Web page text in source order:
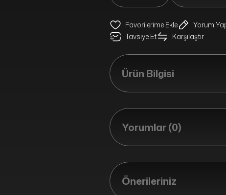
Yorum
Tavsiye Et
Karşılaştır
Ürün Bilgisi
Yorumlar (0)
Önerileriniz